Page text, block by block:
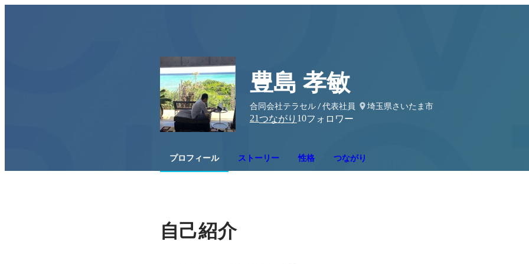
豊島 孝敏
合同会社テラセル / 代表社員
埼玉県さいたま市
21つながり 10フォロワー
プロフィール ストーリー 性格 つながり
自己紹介